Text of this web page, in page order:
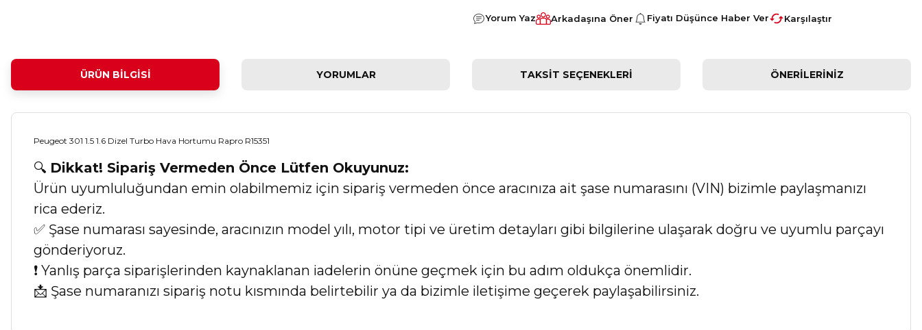
Yorum Yaz Arkadaşına Öner Fiyatı Düşünce Haber Ver Karşılaştır
ÜRÜN BILGISI YORUMLAR TAKSIT SEÇENEKLERI ÖNERILERINIZ
Peugeot 301 1.5 1.6 Dizel Turbo Hava Hortumu Rapro R15351
🔍 Dikkat! Sipariş Vermeden Önce Lütfen Okuyunuz:
Ürün uyumluluğundan emin olabilmemiz için sipariş vermeden önce aracınıza ait şase numarasını (VIN) bizimle paylaşmanızı
rica ederiz.
✅ Şase numarası sayesinde, aracınızın model yılı, motor tipi ve üretim detayları gibi bilgilerine ulaşarak doğru ve uyumlu parçayı
gönderiyoruz.
❗ Yanlış parça siparişlerinden kaynaklanan iadelerin önüne geçmek için bu adım oldukça önemlidir.
📩 Şase numaranızı sipariş notu kısmında belirtebilir ya da bizimle iletişime geçerek paylaşabilirsiniz.